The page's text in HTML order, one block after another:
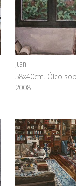
Juan
58x40cm. Óleo
2008